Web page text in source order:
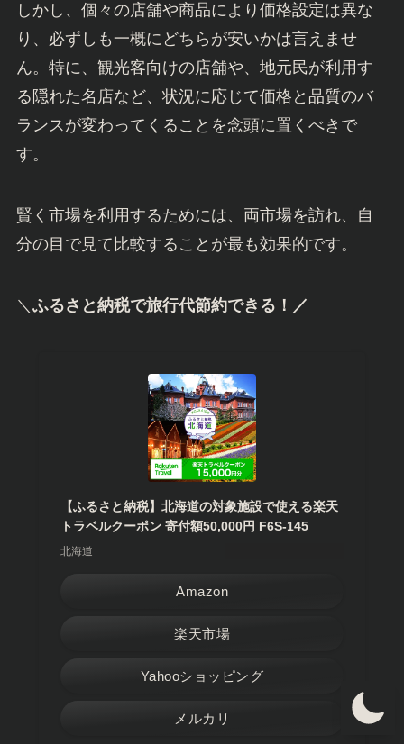
しかし、個々の店舗や商品により価格設定は異な
り、必ずしも一概にどちらが安いかは言えませ
ん。特に、観光客向けの店舗や、地元民が利用す
る隠れた名店など、状況に応じて価格と品質のバ
ランスが変わってくることを念頭に置くべきで
す。
賢く市場を利用するためには、両市場を訪れ、自
分の目で見て比較することが最も効果的です。
＼ ふるさと納税で旅行代節約できる！／
【ふるさと納税】北海道の対象施設で使える楽天
トラベルクーポン 寄付額50,000円 F6S-145
北海道
Amazon
楽天市場
Yahooショッピング
メルカリ